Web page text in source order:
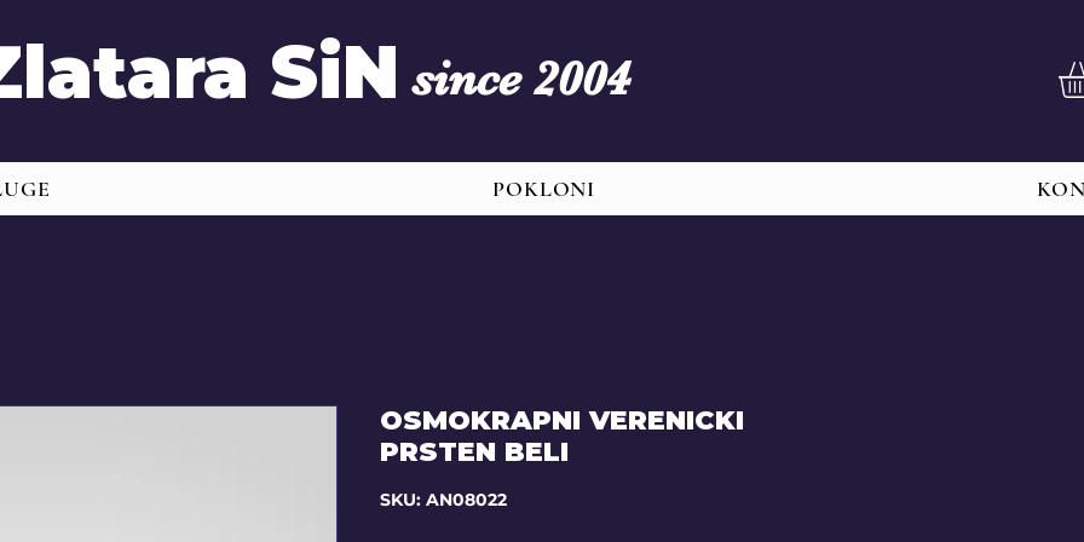
SiN since 2004
POKLONI
OSMOKRAPNI VERENICKI
PRSTEN BELI
SKU: AN08022